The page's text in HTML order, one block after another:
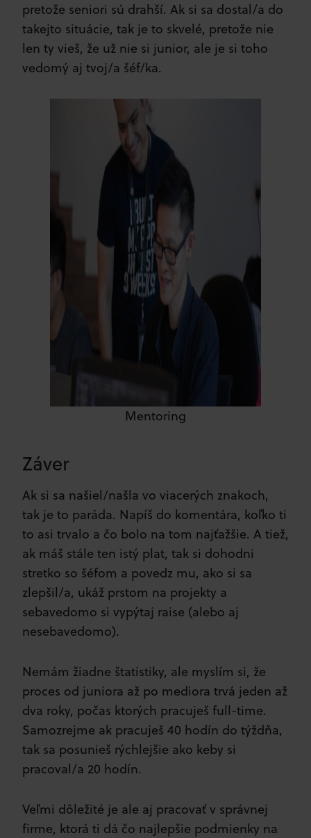
pretože seniori sú drahší. Ak si sa dostal/a do
takejto situácie, tak je to skvelé, pretože nie
len ty vieš, že už nie si junior, ale je si toho
vedomý aj tvoj/a šéf/ka.
Mentoring
Záver
Ak si sa našiel/našla vo viacerých znakoch,
tak je to paráda. Napíš do komentára, koľko ti
to asi trvalo a čo bolo na tom najťažšie. A tiež,
ak máš stále ten istý plat, tak si dohodni
stretko so šéfom a povedz mu, ako si sa
zlepšil/a, ukáž prstom na projekty a
sebavedomo si vypýtaj raise (alebo aj
nesebavedomo).
Nemám žiadne štatistiky, ale myslím si, že
proces od juniora až po mediora trvá jeden až
dva roky, počas ktorých pracuješ full-time.
Samozrejme ak pracuješ 40 hodín do týždňa,
tak sa posunieš rýchlejšie ako keby si
pracoval/a 20 hodín.
Veľmi dôležité je ale aj pracovať v správnej
firme, ktorá ti dá čo najlepšie podmienky na